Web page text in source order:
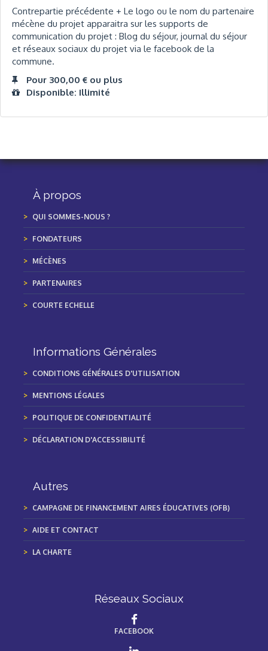
Contrepartie précédente + Le logo ou le nom du partenaire
mécène du projet apparaitra sur les supports de
communication du projet : Blog du séjour, journal du séjour
et réseaux sociaux du projet via le facebook de la
commune.
Pour 300,00 € ou plus
Disponible: Illimité
À propos
QUI SOMMES-NOUS ?
FONDATEURS
MÉCÈNES
PARTENAIRES
COURTE ECHELLE
Informations Générales
CONDITIONS GÉNÉRALES D'UTILISATION
MENTIONS LÉGALES
POLITIQUE DE CONFIDENTIALITÉ
DÉCLARATION D'ACCESSIBILITÉ
Autres
CAMPAGNE DE FINANCEMENT AIRES ÉDUCATIVES (OFB)
AIDE ET CONTACT
LA CHARTE
Réseaux Sociaux
FACEBOOK